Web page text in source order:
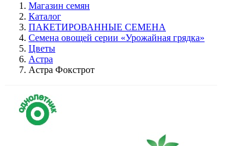
Магазин семян
Каталог
ПАКЕТИРОВАННЫЕ СЕМЕНА
Семена овощей серии «Урожайная грядка»
Цветы
Астра
Астра Фокстрот